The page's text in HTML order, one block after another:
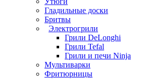
Гладильные доски
Бритвы
Электрогрили
Грили DeLonghi
Грили Tefal
Грили и печи Ninja
Мультиварки
Фритюрницы